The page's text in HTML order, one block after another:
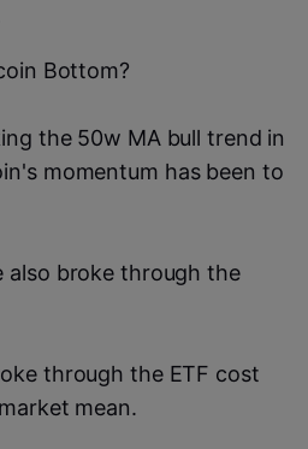
Bottom?
the 50w MA bull trend in
momentum has been to
also broke through the
through the ETF cost
mean.